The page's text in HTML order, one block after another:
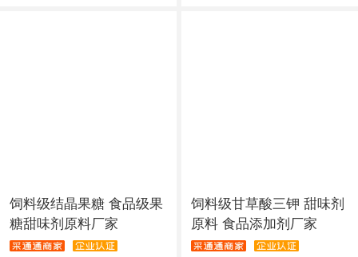
饲料级结晶果糖 食品级果
糖甜味剂原料厂家
饲料级甘草酸三钾 甜味剂
原料 食品添加剂厂家